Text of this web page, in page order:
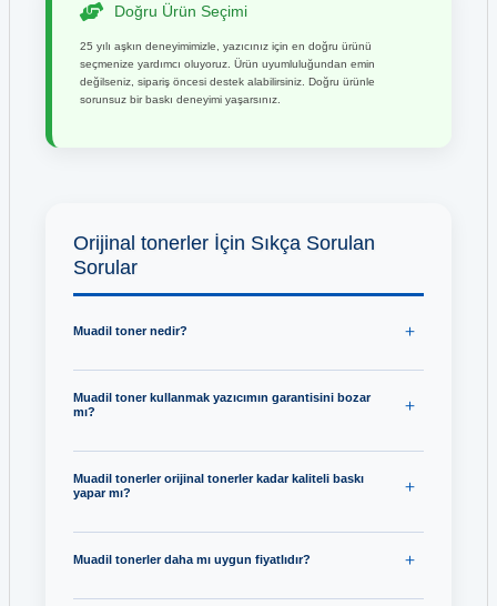
Doğru Ürün Seçimi
25 yılı aşkın deneyimimizle, yazıcınız için en doğru ürünü
seçmenize yardımcı oluyoruz. Ürün uyumluluğundan emin
değilseniz, sipariş öncesi destek alabilirsiniz. Doğru ürünle
sorunsuz bir baskı deneyimi yaşarsınız.
Orijinal tonerler İçin Sıkça Sorulan
Sorular
Muadil toner nedir?
Muadil toner kullanmak yazıcımın garantisini bozar
mı?
Muadil tonerler orijinal tonerler kadar kaliteli baskı
yapar mı?
Muadil tonerler daha mı uygun fiyatlıdır?